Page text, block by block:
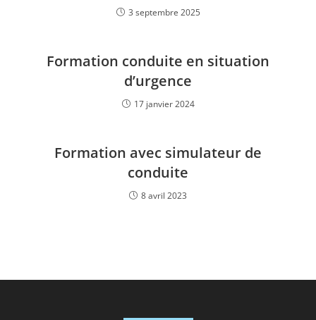
3 septembre 2025
Formation conduite en situation
d’urgence
17 janvier 2024
Formation avec simulateur de
conduite
8 avril 2023